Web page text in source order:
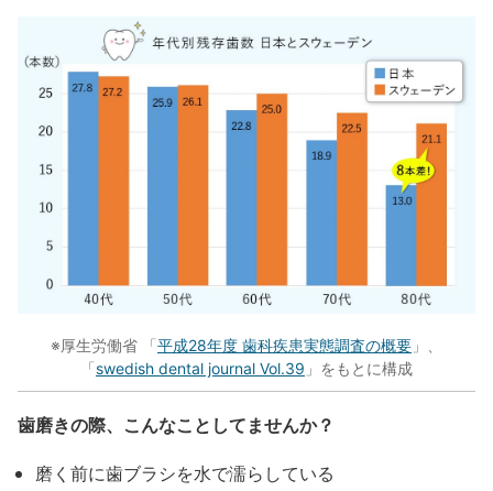
※厚生労働省 「平成28年度 歯科疾患実態調査の概要 」、
「swedish dental journal Vol.39 」をもとに構成
歯磨きの際、こんなことしてませんか？
磨く前に歯ブラシを水で濡らしている